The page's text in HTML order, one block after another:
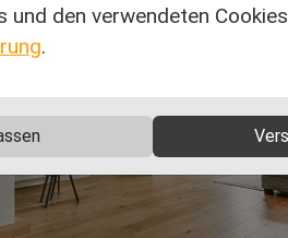
den verwendeten
.